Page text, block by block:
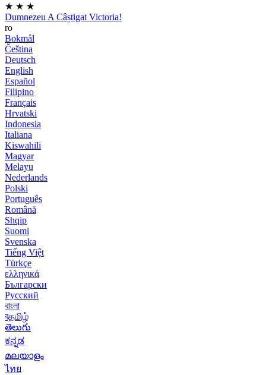
★ ★ ★
Dumnezeu A Câștigat Victoria!
ro
Bokmål
Čeština
Deutsch
English
Español
Filipino
Français
Hrvatski
Indonesia
Italiana
Kiswahili
Magyar
Melayu
Nederlands
Polski
Português
Română
Shqip
Suomi
Svenska
Tiếng Việt
Türkçe
ελληνικά
Български
Русский
বাংলা
বதமிழ்
తెలుగు
ಕನ್ನಡ
മലയാളം
ไทย